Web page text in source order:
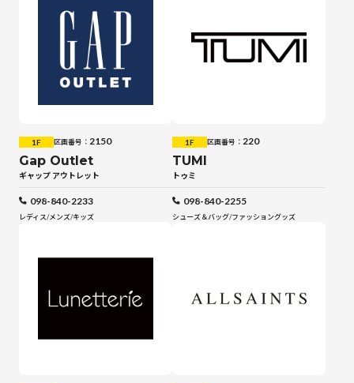
1F 区画番号： 2150
Gap Outlet
ギャップ アウトレット
098-840-2233
レディス/メンズ/キッズ
1F 区画番号： 220
TUMI
トゥミ
098-840-2255
シューズ＆バッグ/ファッショングッズ